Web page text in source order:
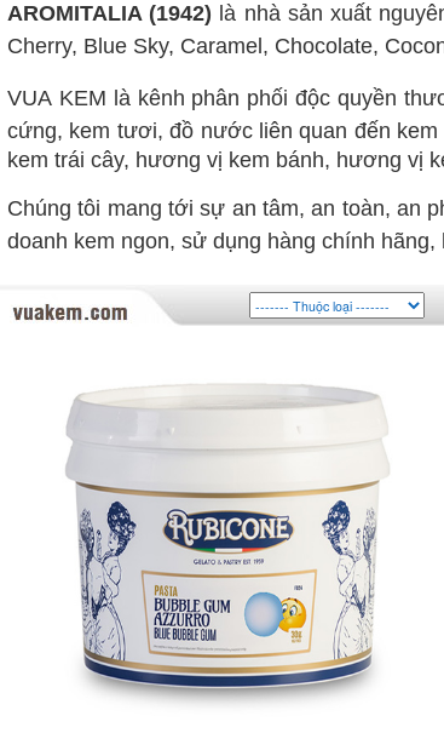
AROMITALIA (1942) là nhà sản xuất
Cherry, Blue Sky, Caramel, Chocolate,
VUA KEM là kênh phân phối độc quyền
cứng, kem tươi, đồ nước liên quan đến
kem trái cây, hương vị kem bánh, hương vị
Chúng tôi mang tới sự an tâm, an toàn, an
doanh kem ngon, sử dụng hàng chính